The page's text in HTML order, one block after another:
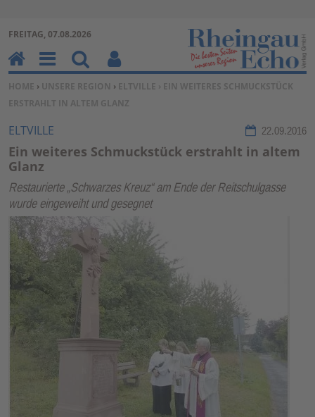
Zum Inhalt springen ↓
FREITAG, 07.08.2026
SIE BEFINDEN SICH HIER:
HOME › UNSERE REGION › ELTVILLE › EIN WEITERES SCHMUCKSTÜCK
ERSTRAHLT IN ALTEM GLANZ
ELTVILLE 22.09.2016
Ein weiteres Schmuckstück erstrahlt in altem
Glanz
Restaurierte „Schwarzes Kreuz“ am Ende der Reitschulgasse
wurde eingeweiht und gesegnet
H
o
m
e
M
en
u
Su
ch
en
Be
nu
tz
un
on
en